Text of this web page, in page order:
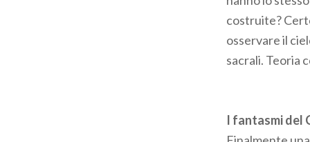
Nelle zone di
di roccia, la
piatta che
che il diavolo
Monumenti
costruite?
osservare il
sacrali. Teoria
I fantasmi del